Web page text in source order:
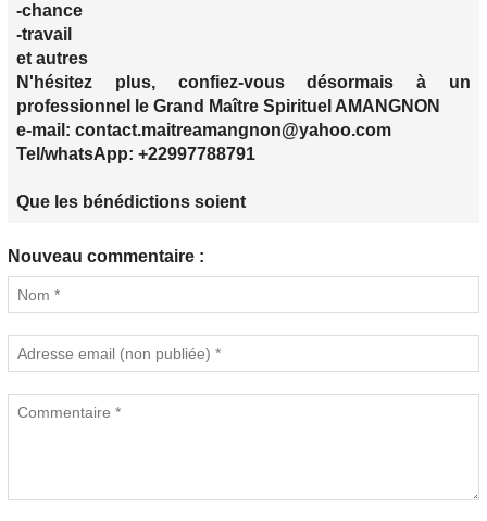
-chance
-travail
et autres
N'hésitez plus, confiez-vous désormais à un
professionnel le Grand Maître Spirituel AMANGNON
e-mail: contact.maitreamangnon@yahoo.com
Tel/whatsApp: +22997788791
Que les bénédictions soient
Nouveau commentaire :